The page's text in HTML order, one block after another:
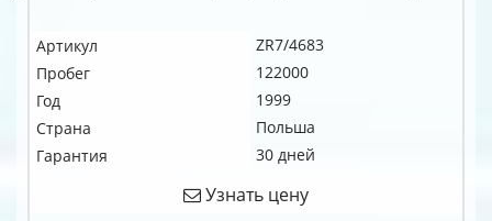
Артикул
ZR7/4683
Пробег
122000
Год
1999
Страна
Польша
Гарантия
30 дней
Узнать цену